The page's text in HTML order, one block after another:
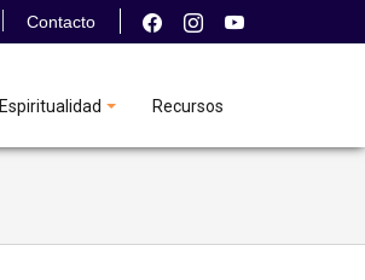
Contacto
Espiritualidad Recursos